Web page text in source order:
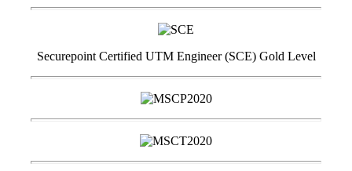
Securepoint Certified UTM Engineer (SCE) Gold Level